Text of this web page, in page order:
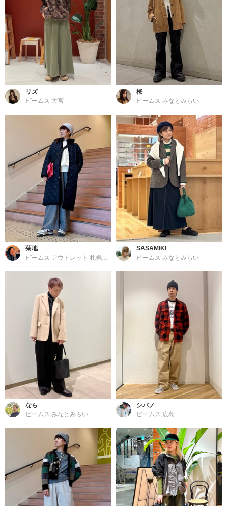
リズ
ビームス 大宮
桜
ビームス みなとみらい
菊地
ビームス アウトレット 札幌北広島
SASAMIKI
ビームス みなとみらい
なら
ビームス みなとみらい
シバノ
ビームス 広島